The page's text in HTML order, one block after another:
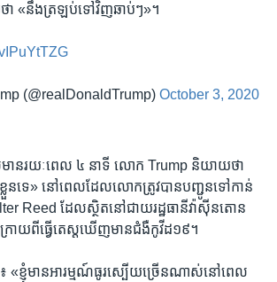
«នឹង​ត្រឡប់​ទៅ​វិញ​ឆាប់ៗ»។
(@realDonaldTrump) October 3, 2020
ាន​រយៈពេល ៤ នាទី លោក Trump និយាយ​ថា
ទេ» នៅ​ពេល​ដែល​លោក​ត្រូវ​បាន​បញ្ជូន​ទៅ​កាន់​
Reed ដែល​ស្ថិត​នៅ​ជាយ​រដ្ឋធានី​វ៉ាស៊ីនតោន
រោយ​ពី​ធ្វើ​តេស្ត​ឃើញ​មាន​ជំងឺ​កូវីដ១៩។
«ខ្ញុំ​មាន​អារម្មណ៍​ធូរស្បើយ​ច្រើន​ណាស់​នៅ​ពេល​